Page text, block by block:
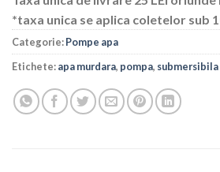
*taxa unica se aplica coletelor sub
Categorie:Pompe apa
Etichete:apa murdara, pompa, submersibila